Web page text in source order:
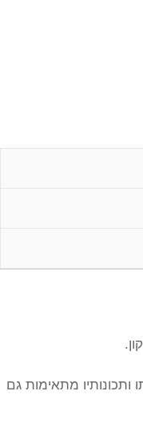
ותכונותיו מתאימות גם